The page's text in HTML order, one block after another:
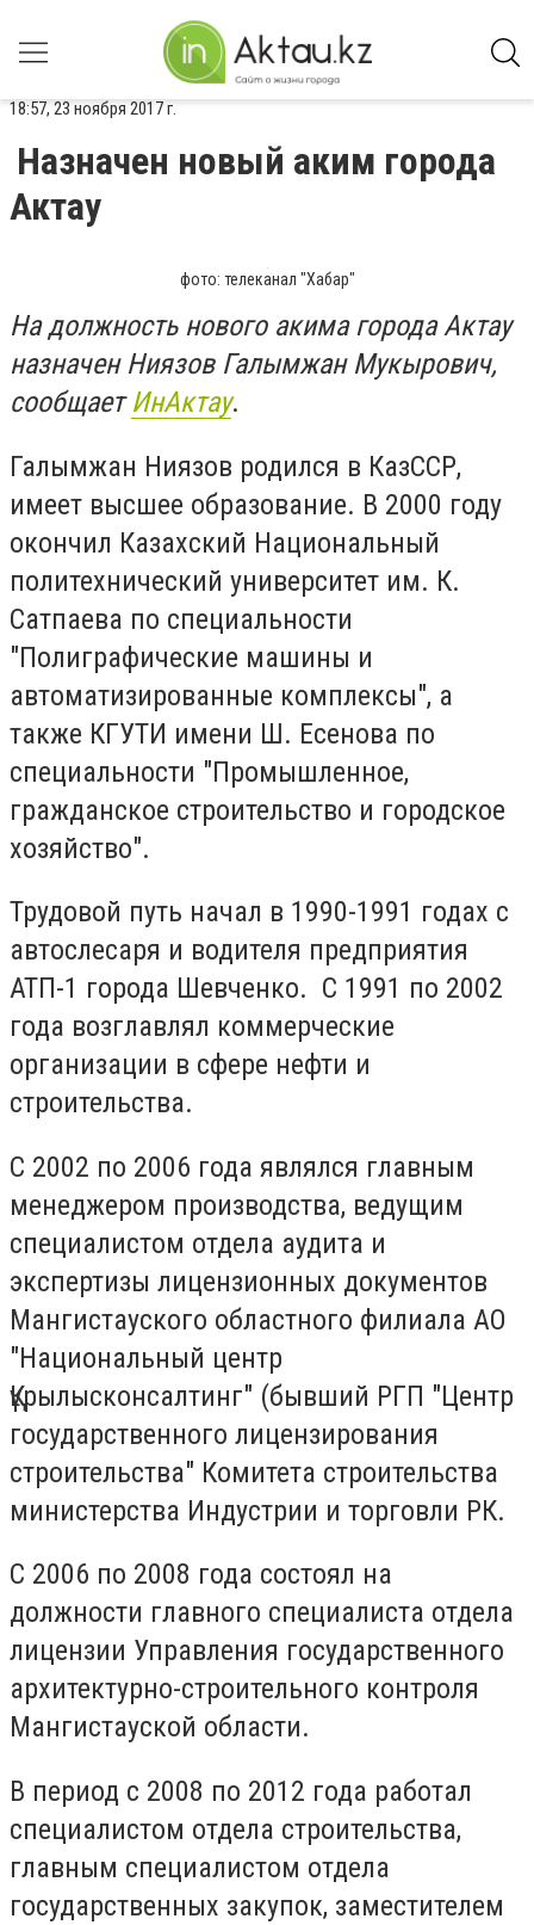
18:57, 23 ноября 2017 г.
Назначен новый аким города
Актау
фото: телеканал "Хабар"
На должность нового акима города Актау
назначен Ниязов Галымжан Мукырович,
сообщаетИнАктау.
Галымжан Ниязов родился в КазССР,
имеет высшее образование. В 2000 году
окончил Казахский Национальный
политехнический университет им. К.
Сатпаева по специальности
"Полиграфические машины и
автоматизированные комплексы", а
также КГУТИ имени Ш. Есенова по
специальности "Промышленное,
гражданское строительство и городское
хозяйство".
Трудовой путь начал в 1990-1991 годах с
автослесаря и водителя предприятия
АТП-1 города Шевченко. С 1991 по 2002
года возглавлял коммерческие
организации в сфере нефти и
строительства.
С 2002 по 2006 года являлся главным
менеджером производства, ведущим
специалистом отдела аудита и
экспертизы лицензионных документов
Мангистауского областного филиала АО
"Национальный центр
Құрылысконсалтинг" (бывший РГП "Центр
государственного лицензирования
строительства" Комитета строительства
министерства Индустрии и торговли РК.
С 2006 по 2008 года состоял на
должности главного специалиста отдела
лицензии Управления государственного
архитектурно-строительного контроля
Мангистауской области.
В период с 2008 по 2012 года работал
специалистом отдела строительства,
главным специалистом отдела
государственных закупок, заместителем